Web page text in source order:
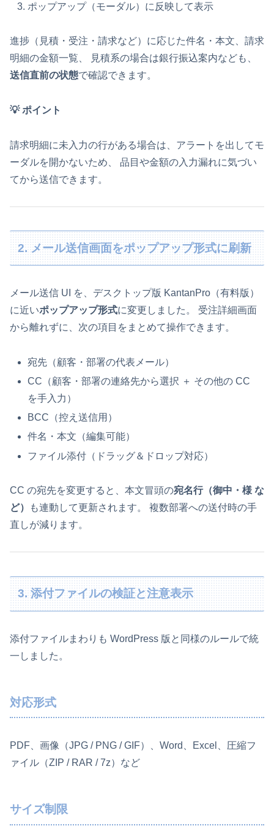
ポップアップ（モーダル）に反映して表示
進捗（見積・受注・請求など）に応じた件名・本文、請求
明細の金額一覧、 見積系の場合は銀行振込案内なども、
送信直前の状態で確認できます。
💡 ポイント
請求明細に未入力の行がある場合は、アラートを出してモ
ーダルを開かないため、 品目や金額の入力漏れに気づい
てから送信できます。
2. メール送信画面をポップアップ形式に刷新
メール送信 UI を、デスクトップ版 KantanPro（有料版）
に近いポップアップ形式に変更しました。 受注詳細画面
から離れずに、次の項目をまとめて操作できます。
宛先（顧客・部署の代表メール）
CC（顧客・部署の連絡先から選択 ＋ その他の CC
を手入力）
BCC（控え送信用）
件名・本文（編集可能）
ファイル添付（ドラッグ＆ドロップ対応）
CC の宛先を変更すると、本文冒頭の宛名行（御中・様 な
ど）
も連動して更新されます。 複数部署への送付時の手
直しが減ります。
3. 添付ファイルの検証と注意表示
添付ファイルまわりも WordPress 版と同様のルールで統
一しました。
対応形式
PDF、画像（JPG / PNG / GIF）、Word、Excel、圧縮フ
ァイル（ZIP / RAR / 7z）など
サイズ制限